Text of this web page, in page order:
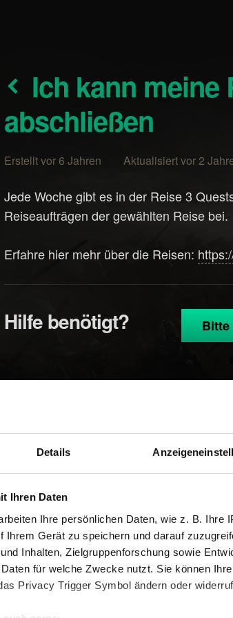
Details
Ihren Daten
Ihre persönlichen Daten, wie z. B. Ihre
Ihrem Gerät zu speichern und darauf
Inhalten, Zielgruppenforschung sowie
für welche Zwecke nutzt. Sie können
Privacy Trigger Symbol ändern oder
Ich kann meine Reise-Quests nicht
abschließen
Erstellt vor 6 Jahren Aktualisiert vor 2
Jede Woche gibt es in der Reise 3
Reiseaufträgen der gewählten Reise bei.
Erfahre hier mehr über die Reisen:
Hilfe benötigt? Bitte